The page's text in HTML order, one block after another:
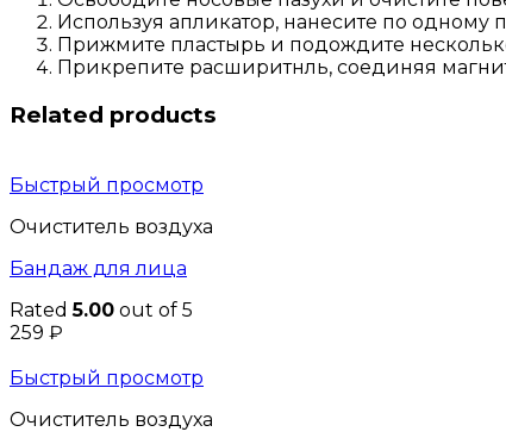
Используя апликатор, нанесите по одному
Прижмите пластырь и подождите
Прикрепите расширитнль, соединяя
Related products
Быстрый просмотр
Очиститель воздуха
Бандаж для лица
Rated5.00 out of 5
259 ₽
Быстрый просмотр
Очиститель воздуха